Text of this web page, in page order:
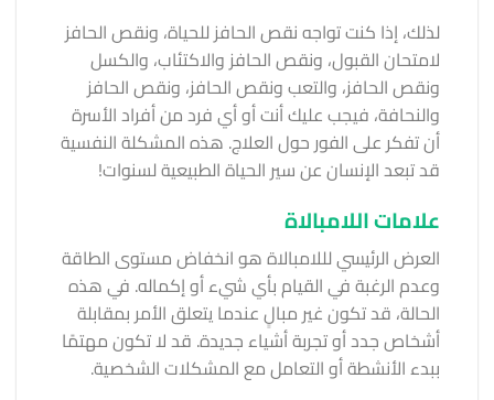
لذلك، إذا كنت تواجه نقص الحافز للحياة، ونقص الحافز
لامتحان القبول، ونقص الحافز والاكتئاب، والكسل
ونقص الحافز، والتعب ونقص الحافز، ونقص الحافز
والنحافة، فيجب عليك أنت أو أي فرد من أفراد الأسرة
أن تفكر على الفور حول العلاج. هذه المشكلة النفسية
قد تبعد الإنسان عن سير الحياة الطبيعية لسنوات!
علامات اللامبالاة
العرض الرئيسي لللامبالاة هو انخفاض مستوى الطاقة
وعدم الرغبة في القيام بأي شيء أو إكماله. في هذه
الحالة، قد تكون غير مبالٍ عندما يتعلق الأمر بمقابلة
أشخاص جدد أو تجربة أشياء جديدة. قد لا تكون مهتمًا
ببدء الأنشطة أو التعامل مع المشكلات الشخصية.